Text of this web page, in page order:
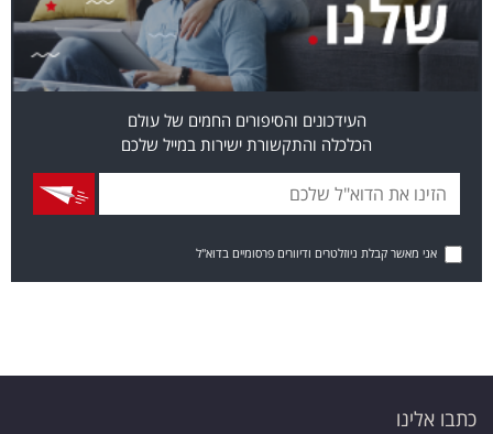
העידכונים והסיפורים החמים של עולם
הכלכלה והתקשורת ישירות במייל שלכם
אני מאשר קבלת ניוזלטרים ודיוורים פרסומיים בדוא"ל
כתבו אלינו